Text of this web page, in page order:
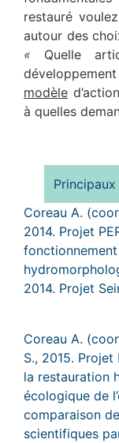
restauré
autour des
« Quelle
modèle
à quelles
Coreau A.
2014. Projet
2014. Projet
Coreau A.
S., 2015. Projet
la restauration
écologique de
comparaison
scientifiques